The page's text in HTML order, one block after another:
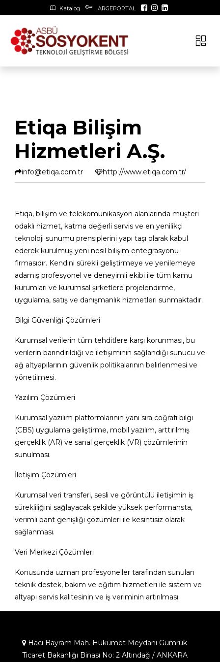
Katalog ARGEPORTAL
Etiqa Bilişim
Hizmetleri A.Ş.
info@etiqa.com.tr http://www.etiqa.com.tr/
Etiqa, bilişim ve telekomünikasyon alanlarında müşteri
odaklı hizmet, katma değerli servis ve en yenilikçi
teknoloji sunumu prensiplerini yapı taşı olarak kabul
ederek kurulmuş yeni nesil bilişim entegrasyonu
firmasıdır. Kendini sürekli geliştirmeye ve yenilemeye
adamış profesyonel ve deneyimli ekibi ile tüm kamu
kurumları ve kurumsal şirketlere projelendirme,
uygulama, satış ve danışmanlık hizmetleri sunmaktadır.
Bilgi Güvenliği Çözümleri
Kurumsal verilerin tüm tehditlere karşı korunması, bu
verilerin barındırıldığı ve iletişiminin sağlandığı sunucu ve
ağ altyapılarının güvenlik politikalarının belirlenmesi ve
yönetilmesi.
Yazılım Çözümleri
Kurumsal yazılım platformlarının yanı sıra coğrafi bilgi
(CBS) uygulama geliştirme, mobil yazılım, arttırılmış
gerçeklik (AR) ve sanal gerçeklik (VR) çözümlerinin
sunulması.
İletişim Çözümleri
Kurumsal veri transferi, sesli ve görüntülü iletişimin iş
sürekliliğini sağlayacak şekilde yüksek performansta,
verimli bant genişliği çözümleri ile kesintisiz olarak
sağlanması.
Veri Merkezi Çözümleri
Konusunda uzman profesyoneller tarafından sunulan
teknik destek, bakım ve eğitim hizmetleri ile sistem ve
altyapı servis kalitesinin ve iş veriminin artırılması.
Hacı Bayram Mah. Hükümet Meydanı Gümrük
Ticaret Bakanlığı Binası No: 2 Altındağ / ANKARA